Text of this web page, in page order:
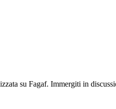
su Fagaf. Immergiti in